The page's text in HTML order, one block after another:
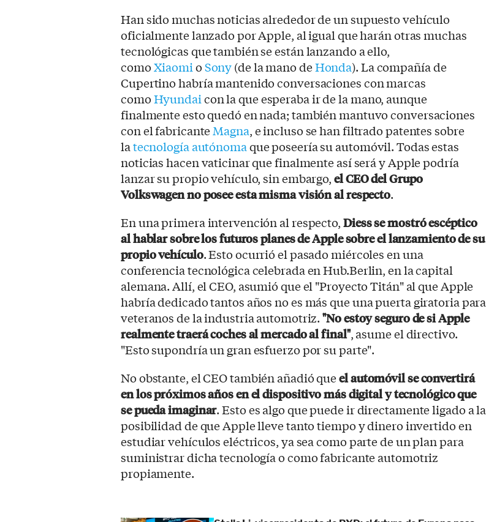
Han sido muchas noticias alrededor de un supuesto vehículo
oficialmente lanzado por Apple, al igual que harán otras muchas
tecnológicas que también se están lanzando a ello,
comoXiaomioSony(de la mano deHonda). La compañía de
Cupertino habría mantenido conversaciones con marcas
comoHyundaicon la que esperaba ir de la mano, aunque
finalmente esto quedó en nada; también mantuvo conversaciones
con el fabricanteMagna, e incluso se han filtrado patentes sobre
latecnología autónomaque poseería su automóvil. Todas estas
noticias hacen vaticinar que finalmente así será y Apple podría
lanzar su propio vehículo, sin embargo,el CEO del Grupo
Volkswagen no posee esta misma visión al respecto.
En una primera intervención al respecto,Diess se mostró escéptico
al hablar sobre los futuros planes de Apple sobre el lanzamiento de su
propio vehículo. Esto ocurrió el pasado miércoles en una
conferencia tecnológica celebrada en Hub.Berlin, en la capital
alemana. Allí, el CEO, asumió que el "Proyecto Titán" al que Apple
habría dedicado tantos años no es más que una puerta giratoria para
veteranos de la industria automotriz."No estoy seguro de si Apple
realmente traerá coches al mercado al final", asume el directivo.
"Esto supondría un gran esfuerzo por su parte".
No obstante, el CEO también añadió queel automóvil se convertirá
en los próximos años en el dispositivo más digital y tecnológico que
se pueda imaginar. Esto es algo que puede ir directamente ligado a la
posibilidad de que Apple lleve tanto tiempo y dinero invertido en
estudiar vehículos eléctricos, ya sea como parte de un plan para
suministrar dicha tecnología o como fabricante automotriz
propiamente.